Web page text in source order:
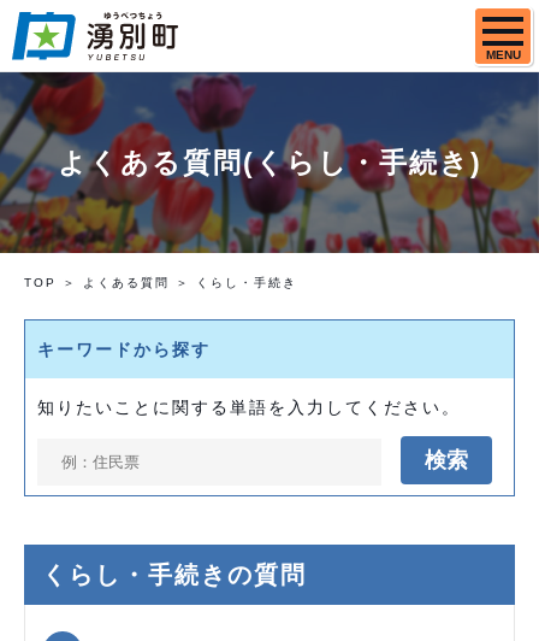
MENU
よくある質問(くらし・手続き)
TOP よくある質問 くらし・手続き
キーワードから探す
知りたいことに関する単語を入力してください。
検索
くらし・手続きの質問